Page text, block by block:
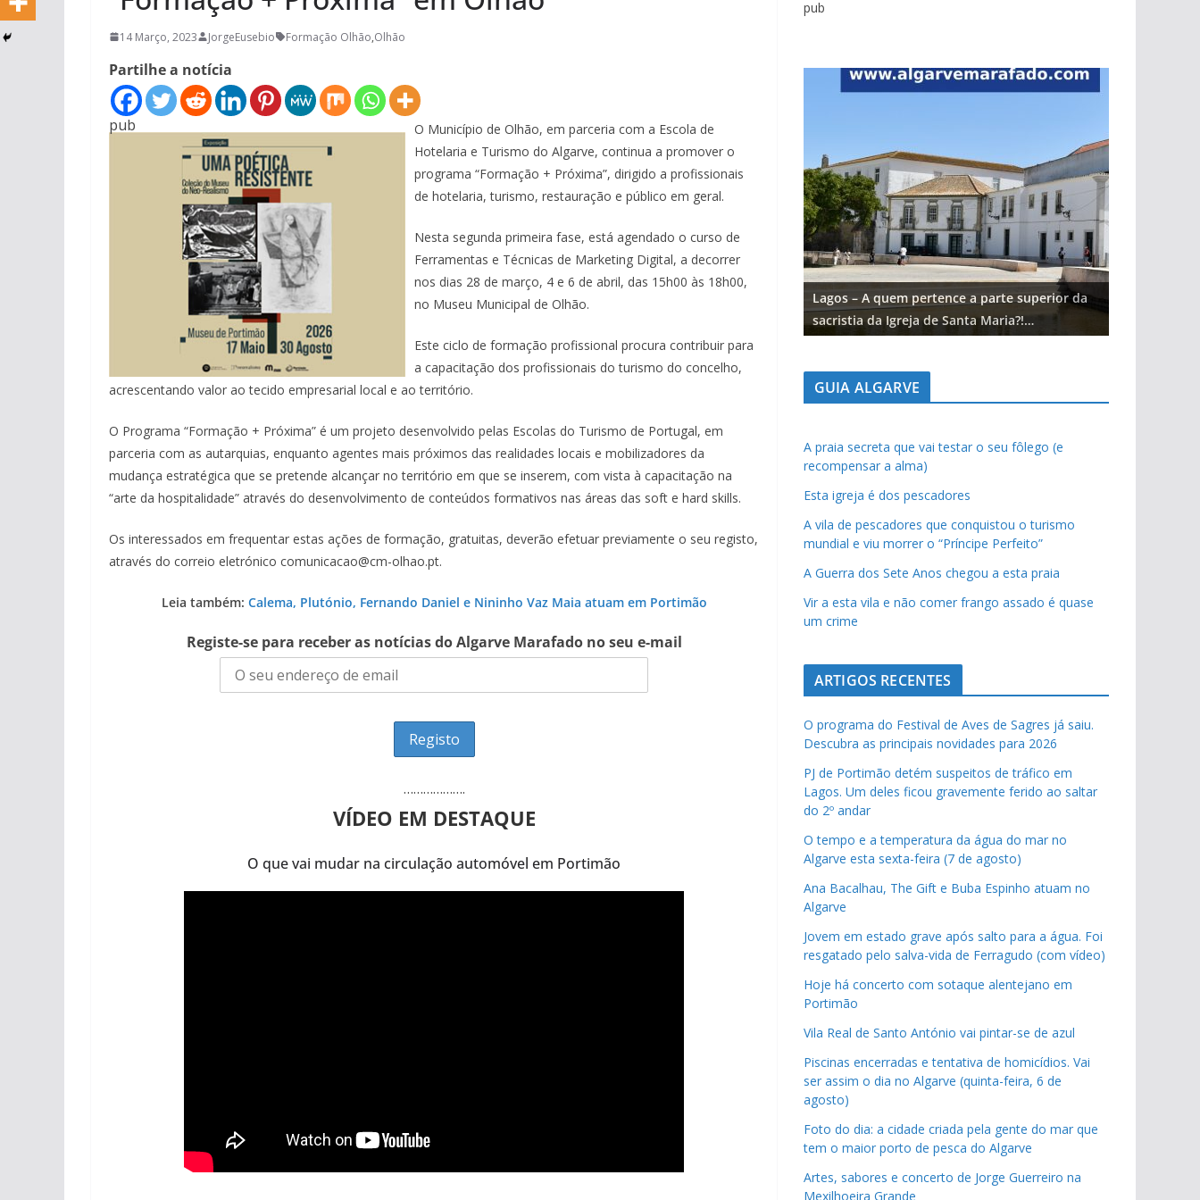
14 Março, 2023 JorgeEusebio Formação Olhão,Olhão
Partilhe a notícia
pub
O Município de Olhão, em parceria com a Escola de
Hotelaria e Turismo do Algarve, continua a promover o
programa “Formação + Próxima”, dirigido a profissionais
de hotelaria, turismo, restauração e público em geral.
Nesta segunda primeira fase, está agendado o curso de
Ferramentas e Técnicas de Marketing Digital, a decorrer
nos dias 28 de março, 4 e 6 de abril, das 15h00 às 18h00,
no Museu Municipal de Olhão.
Este ciclo de formação profissional procura contribuir para
a capacitação dos profissionais do turismo do concelho,
acrescentando valor ao tecido empresarial local e ao território.
O Programa “Formação + Próxima” é um projeto desenvolvido pelas Escolas do Turismo de Portugal, em
parceria com as autarquias, enquanto agentes mais próximos das realidades locais e mobilizadores da
mudança estratégica que se pretende alcançar no território em que se inserem, com vista à capacitação na
“arte da hospitalidade” através do desenvolvimento de conteúdos formativos nas áreas das soft e hard skills.
Os interessados em frequentar estas ações de formação, gratuitas, deverão efetuar previamente o seu registo,
através do correio eletrónico comunicacao@cm-olhao.pt.
Leia também: Calema, Plutónio, Fernando Daniel e Nininho Vaz Maia atuam em Portimão
Registe-se para receber as notícias do Algarve Marafado no seu e-mail
……………….
VÍDEO EM DESTAQUE
O que vai mudar na circulação automóvel em Portimão
pub
Lagos – A quem pertence a parte superior da
Lagos – A quem pertence a parte superior da
sacristia da Igreja de Santa Maria?!…
GUIA ALGARVE
A praia secreta que vai testar o seu fôlego (e
recompensar a alma)
Esta igreja é dos pescadores
A vila de pescadores que conquistou o turismo
mundial e viu morrer o “Príncipe Perfeito”
A Guerra dos Sete Anos chegou a esta praia
Vir a esta vila e não comer frango assado é quase
um crime
ARTIGOS RECENTES
O programa do Festival de Aves de Sagres já saiu.
Descubra as principais novidades para 2026
PJ de Portimão detém suspeitos de tráfico em
Lagos. Um deles ficou gravemente ferido ao saltar
do 2º andar
O tempo e a temperatura da água do mar no
Algarve esta sexta-feira (7 de agosto)
Ana Bacalhau, The Gift e Buba Espinho atuam no
Algarve
Jovem em estado grave após salto para a água. Foi
resgatado pelo salva-vida de Ferragudo (com vídeo)
Hoje há concerto com sotaque alentejano em
Portimão
Vila Real de Santo António vai pintar-se de azul
Piscinas encerradas e tentativa de homicídios. Vai
ser assim o dia no Algarve (quinta-feira, 6 de
agosto)
Foto do dia: a cidade criada pela gente do mar que
tem o maior porto de pesca do Algarve
Artes, sabores e concerto de Jorge Guerreiro na
Mexilhoeira Grande